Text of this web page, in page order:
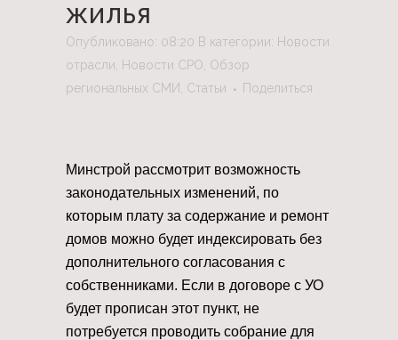
ЖИЛЬЯ
Опубликовано: 08:20 В категории: Новости
отрасли
Новости СРО Обзор
региональных СМИ
Статьи Поделиться
Минстрой рассмотрит возможность
законодательных изменений, по
которым плату за содержание и ремонт
домов можно будет индексировать без
дополнительного согласования с
собственниками. Если в договоре с УО
будет прописан этот пункт, не
потребуется проводить собрание для